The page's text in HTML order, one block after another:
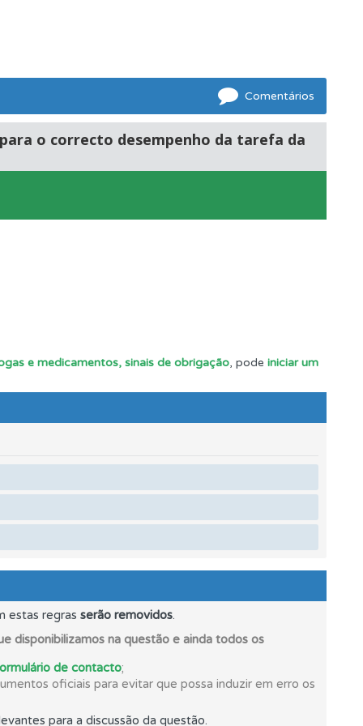
Comentários
o correcto desempenho da tarefa da
e medicamentos, sinais de obrigação, pode iniciar um
estas regras serão removidos.
disponibilizamos na questão e ainda todos os
de contacto;
oficiais para evitar que possa induzir em erro os
para a discussão da questão.